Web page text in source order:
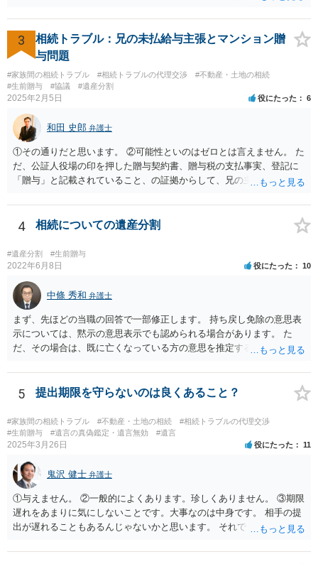
3
相続トラブル：兄の未払給与主張とマンション贈
与問題
#家族間の相続トラブル #相続トラブルの代理交渉
#不動産・土地の相続
#生前贈与
#協議 #遺産分割
2025年2月5日 役にたった 6
和田 史郎 弁護士
①その通りだと思います。 ②可能性といのはゼロとは言えません。 た
だ、公証人役場の印を押した贈与契約書、贈与税の支払事実、登記に
「贈与」と記載されていること、の証拠からして、兄の主張は通らな
わなければ、遺産分割調停を申し立てて進めるのがベターのような気
がしますね。
4 相続についての遺産分割
#遺産分割 #生前贈与
2022年6月8日 役にたった 10
中條 秀和 弁護士
まず、先ほどの当職の回答で一部修正します。 持ち戻し免除の意思表
示については、黙示の意思表示でも認められる場合があります。 た
だ、その場合は、既に亡くなっている方の意思を推定することになり
持ち戻し免除の意思表示は書面で明確にしておいていただくべきとい
う結論は変わりません。 誤解を与えるような回答でした。失礼しまし
た。 文言については、「〇〇に対する生前贈与による特別受益の持ち
戻しをすべて免除する」というのがオーソドックスなものですが、ご
心配ならば、弁護士のところに行って、特別受益となりそうな贈与に
ついて説明した上で、適切な文言についてご相談してみてはいかがで
しょうか。
5 提出期限を守らないのは良くあること？
#家族間の相続トラブル #不動産・土地の相続
#相続トラブルの代理交渉
#生前贈与
#遺言の真偽鑑定・遺言無効 #遺言
2025年3月26日 役にたった 11
鬼沢 健士 弁護士
①与えません。 ②一般的によくあります。珍しくありません。 ③期限
遅れをあまりに気にしないことです。大事なのは中身です。 相手の提
出が遅れることもあるんじゃないかと思います。 それでもあなた有利